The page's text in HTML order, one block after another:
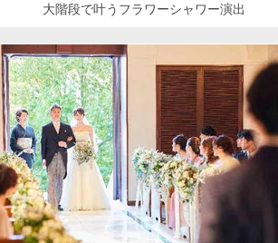
大階段で叶うフラワーシャワー演出